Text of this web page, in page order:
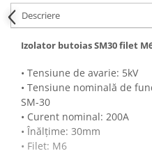
Descriere
Izolator butoias SM30 filet
• Tensiune de avarie: 5kV
• Tensiune nominală de
SM-30
• Curent nominal: 200A
• Înălțime: 30mm
• Filet: M6